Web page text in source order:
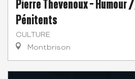
Pierre Thevenoux -
Pénitents
CULTURE
Montbrison